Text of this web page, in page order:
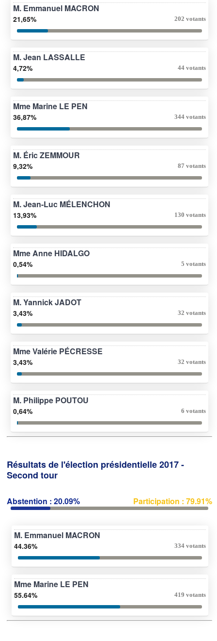
M. Emmanuel MACRON
21,65% 202 votants
M. Jean LASSALLE
4,72% 44 votants
Mme Marine LE PEN
36,87% 344 votants
M. Éric ZEMMOUR
9,32% 87 votants
M. Jean-Luc MÉLENCHON
13,93% 130 votants
Mme Anne HIDALGO
0,54% 5 votants
M. Yannick JADOT
3,43% 32 votants
Mme Valérie PÉCRESSE
3,43% 32 votants
M. Philippe POUTOU
0,64% 6 votants
Résultats de l'élection présidentielle 2017 -
Second tour
Abstention : 20.09% Participation : 79.91%
M. Emmanuel MACRON
44.36% 334 votants
Mme Marine LE PEN
55.64% 419 votants